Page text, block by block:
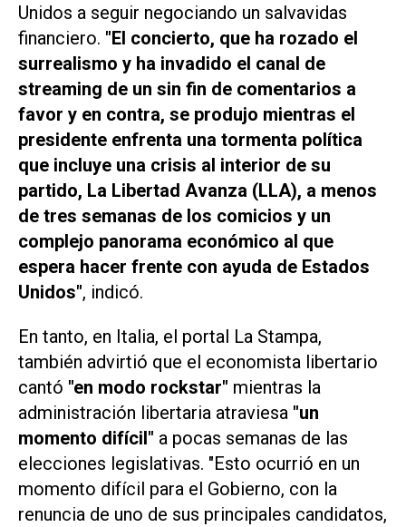
Unidos a seguir negociando un salvavidas
financiero. "El concierto, que ha rozado el
surrealismo y ha invadido el canal de
streaming de un sin fin de comentarios a
favor y en contra, se produjo mientras el
presidente enfrenta una tormenta política
que incluye una crisis al interior de su
partido, La Libertad Avanza (LLA), a menos
de tres semanas de los comicios y un
complejo panorama económico al que
espera hacer frente con ayuda de Estados
Unidos", indicó.
En tanto, en Italia, el portal La Stampa,
también advirtió que el economista libertario
cantó "en modo rockstar" mientras la
administración libertaria atraviesa "un
momento difícil" a pocas semanas de las
elecciones legislativas. "Esto ocurrió en un
momento difícil para el Gobierno, con la
renuncia de uno de sus principales candidatos,